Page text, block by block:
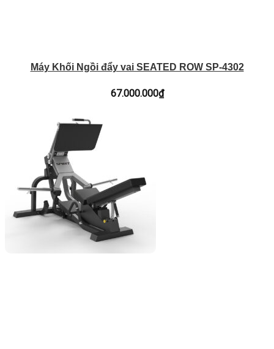
Máy Khối Ngồi đẩy vai SEATED ROW SP-4302
67.000.000₫